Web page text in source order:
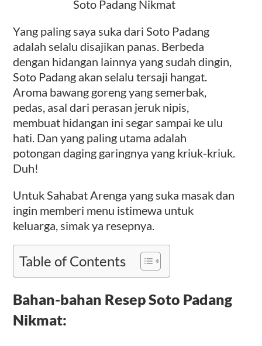
Soto Padang Nikmat
Yang paling saya suka dari Soto Padang
adalah selalu disajikan panas. Berbeda
dengan hidangan lainnya yang sudah dingin,
Soto Padang akan selalu tersaji hangat.
Aroma bawang goreng yang semerbak,
pedas, asal dari perasan jeruk nipis,
membuat hidangan ini segar sampai ke ulu
hati. Dan yang paling utama adalah
potongan daging garingnya yang kriuk-kriuk.
Duh!
Untuk Sahabat Arenga yang suka masak dan
ingin memberi menu istimewa untuk
keluarga, simak ya resepnya.
Table of Contents
Bahan-bahan Resep Soto Padang
Nikmat: